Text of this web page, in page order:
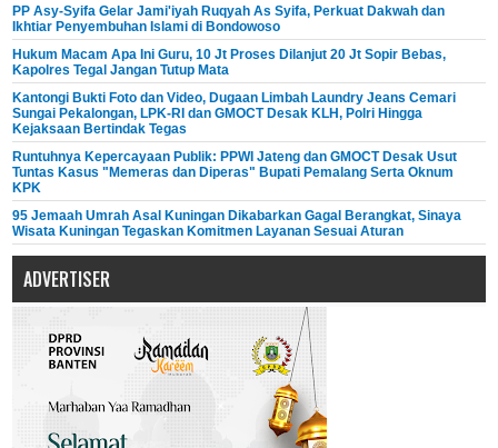
PP Asy-Syifa Gelar Jami'iyah Ruqyah As Syifa, Perkuat Dakwah dan
Ikhtiar Penyembuhan Islami di Bondowoso
Hukum Macam Apa Ini Guru, 10 Jt Proses Dilanjut 20 Jt Sopir Bebas,
Kapolres Tegal Jangan Tutup Mata
Kantongi Bukti Foto dan Video, Dugaan Limbah Laundry Jeans Cemari
Sungai Pekalongan, LPK-RI dan GMOCT Desak KLH, Polri Hingga
Kejaksaan Bertindak Tegas
Runtuhnya Kepercayaan Publik: PPWI Jateng dan GMOCT Desak Usut
Tuntas Kasus "Memeras dan Diperas" Bupati Pemalang Serta Oknum
KPK
95 Jemaah Umrah Asal Kuningan Dikabarkan Gagal Berangkat, Sinaya
Wisata Kuningan Tegaskan Komitmen Layanan Sesuai Aturan
ADVERTISER